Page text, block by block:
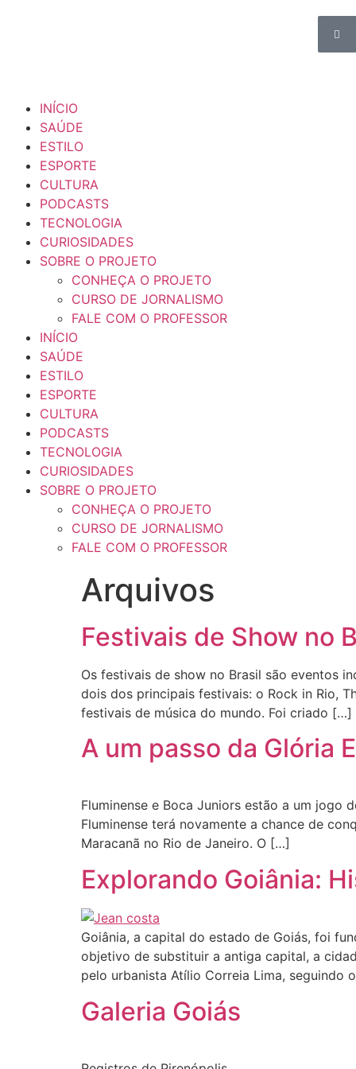
INÍCIO
SAÚDE
ESTILO
ESPORTE
CULTURA
PODCASTS
TECNOLOGIA
CURIOSIDADES
SOBRE O PROJETO
CONHEÇA O PROJETO
CURSO DE JORNALISMO
FALE COM O PROFESSOR
INÍCIO
SAÚDE
ESTILO
ESPORTE
CULTURA
PODCASTS
TECNOLOGIA
CURIOSIDADES
SOBRE O PROJETO
CONHEÇA O PROJETO
CURSO DE JORNALISMO
FALE COM O PROFESSOR
Arquivos
Festivais de Show no
Os festivais de show no Brasil são eventos
dois dos principais festivais: o Rock in Rio,
festivais de música do mundo. Foi criado […]
A um passo da Glória
Fluminense e Boca Juniors estão a um jogo
Fluminense terá novamente a chance de
Maracanã no Rio de Janeiro. O […]
Explorando Goiânia:
Goiânia, a capital do estado de Goiás, foi
objetivo de substituir a antiga capital, a
pelo urbanista Atílio Correia Lima,
Galeria Goiás